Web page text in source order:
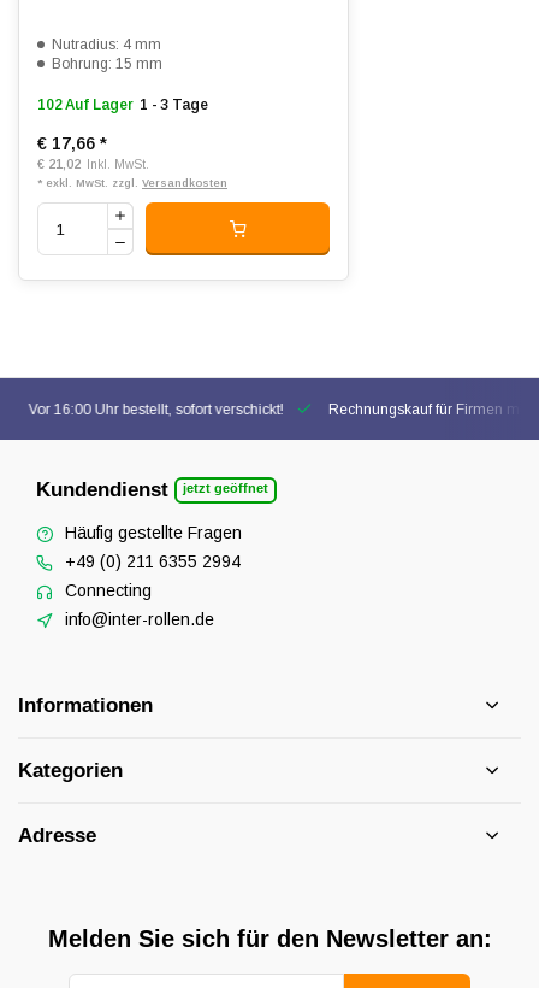
Nutradius: 4 mm
Bohrung: 15 mm
102 Auf Lager 1 - 3 Tage
€ 17,66 *
€ 21,02 Inkl. MwSt.
* exkl. MwSt. zzgl. Versandkosten
Vor 16:00 Uhr bestellt, sofort verschickt! Rechnungskauf für Firmen
Kundendienst jetzt geöffnet
Häufig gestellte Fragen
+49 (0) 211 6355 2994
Connecting
info@inter-rollen.de
Informationen
Kategorien
Adresse
Melden Sie sich für den Newsletter an: